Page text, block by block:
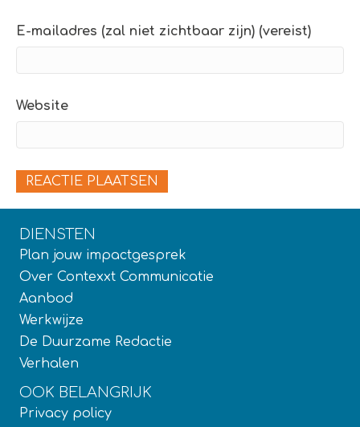
E-mailadres (zal niet zichtbaar zijn) (vereist)
Website
DIENSTEN
Plan jouw impactgesprek
Over Contexxt Communicatie
Aanbod
Werkwijze
De Duurzame Redactie
Verhalen
OOK BELANGRIJK
Privacy policy